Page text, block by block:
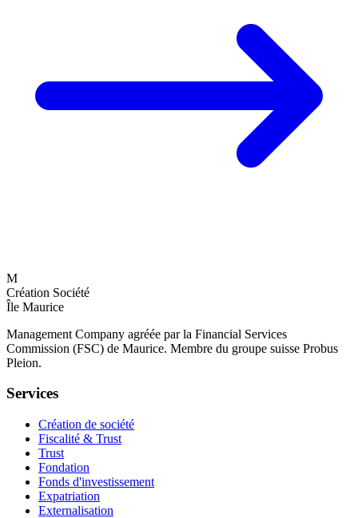
M
Création Société
Île Maurice
Management Company agréée par la Financial Services
Commission (FSC) de Maurice. Membre du groupe suisse Probus
Pleion.
Services
Création de société
Fiscalité & Trust
Trust
Fondation
Fonds d'investissement
Expatriation
Externalisation